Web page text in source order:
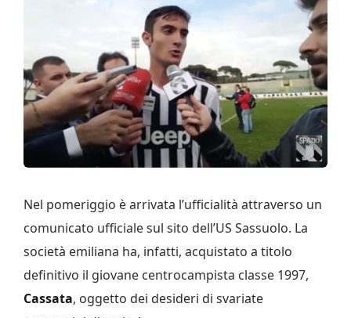
Nel pomeriggio è arrivata l’ufficialità attraverso un
comunicato ufficiale sul sito dell’US Sassuolo. La
società emiliana ha, infatti, acquistato a titolo
definitivo il giovane centrocampista classe 1997,
Cassata, oggetto dei desideri di svariate